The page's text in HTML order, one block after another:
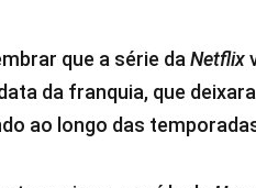
que a série da Netflix
da franquia, que
ao longo das